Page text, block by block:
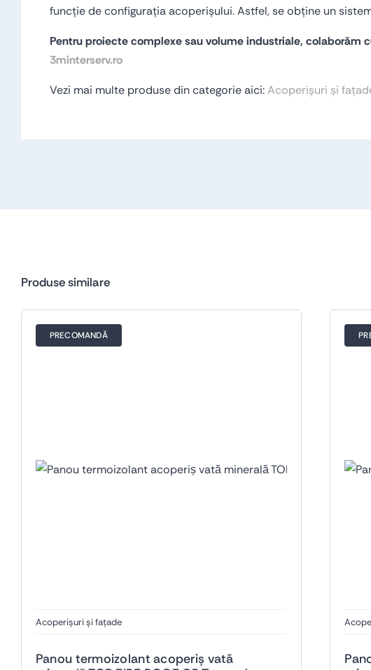
funcție de configurația acoperișului. Astfel, se obține un
Pentru proiecte complexe sau volume industriale, colaborăm
3minterserv.ro
Vezi mai multe produse din categorie aici:Acoperișuri și
Produse similare
PRECOMANDĂ
Acoperișuri și fațade
Panou termoizolant acoperiș vată